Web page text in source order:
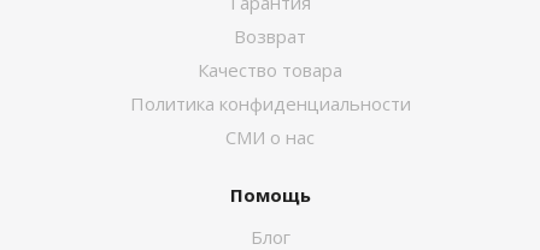
Возврат
Качество товара
Политика конфиденциальности
СМИ о нас
Помощь
Блог